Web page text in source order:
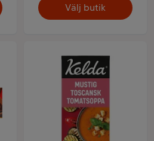
Välj butik